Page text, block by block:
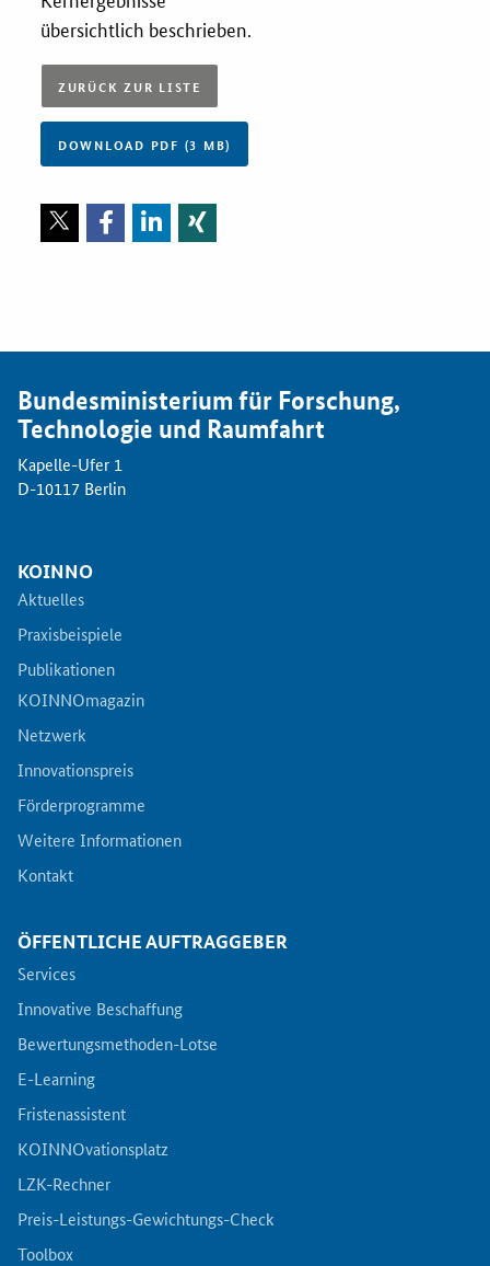
Zertifizierung
Innovationspreis
EU-Förderung
Aktuelles
Downloads
Aktuelle Veranstaltungen
übersichtlich beschrieben.
ZURÜCK ZUR LISTE
DOWNLOAD PDF (3 MB)
Bundesministerium für Forschung,
Technologie und Raumfahrt
Kapelle-Ufer 1
D-10117 Berlin
KOINNO
Aktuelles
Praxisbeispiele
Publikationen
KOINNOmagazin
Netzwerk
Innovationspreis
Förderprogramme
Weitere Informationen
Kontakt
ÖFFENTLICHE AUFTRAGGEBER
Services
Innovative Beschaffung
Bewertungsmethoden-Lotse
E-Learning
Fristenassistent
KOINNOvationsplatz
LZK-Rechner
Preis-Leistungs-Gewichtungs-Check
Toolbox